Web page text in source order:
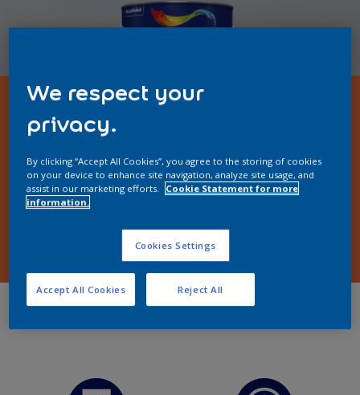
We respect your
privacy.
By clicking “Accept All Cookies”, you agree to the storing of cookies
on your device to enhance site navigation, analyze site usage, and
assist in our marketing efforts.
Cookie Statement for more
information.
Cookies Settings
Reject All
Accept All Cookies